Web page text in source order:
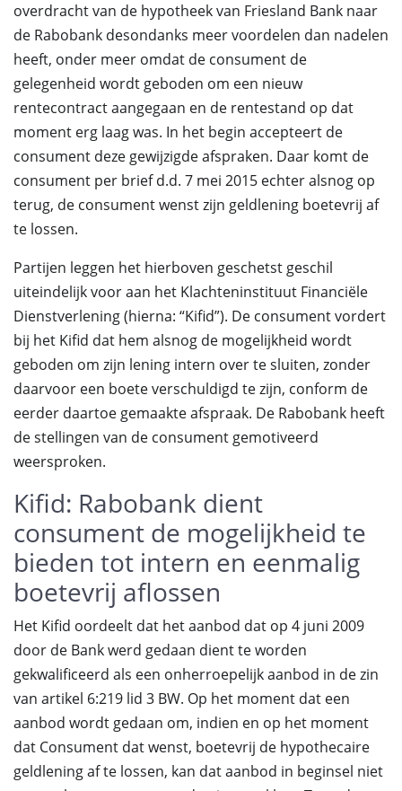
overdracht van de hypotheek van Friesland Bank naar
de Rabobank desondanks meer voordelen dan nadelen
heeft, onder meer omdat de consument de
gelegenheid wordt geboden om een nieuw
rentecontract aangegaan en de rentestand op dat
moment erg laag was. In het begin accepteert de
consument deze gewijzigde afspraken. Daar komt de
consument per brief d.d. 7 mei 2015 echter alsnog op
terug, de consument wenst zijn geldlening boetevrij af
te lossen.
Partijen leggen het hierboven geschetst geschil
uiteindelijk voor aan het Klachteninstituut Financiële
Dienstverlening (hierna: “Kifid”). De consument vordert
bij het Kifid dat hem alsnog de mogelijkheid wordt
geboden om zijn lening intern over te sluiten, zonder
daarvoor een boete verschuldigd te zijn, conform de
eerder daartoe gemaakte afspraak. De Rabobank heeft
de stellingen van de consument gemotiveerd
weersproken.
Kifid: Rabobank dient
consument de mogelijkheid te
bieden tot intern en eenmalig
boetevrij aflossen
Het Kifid oordeelt dat het aanbod dat op 4 juni 2009
door de Bank werd gedaan dient te worden
gekwalificeerd als een onherroepelijk aanbod in de zin
van artikel 6:219 lid 3 BW. Op het moment dat een
aanbod wordt gedaan om, indien en op het moment
dat Consument dat wenst, boetevrij de hypothecaire
geldlening af te lossen, kan dat aanbod in beginsel niet